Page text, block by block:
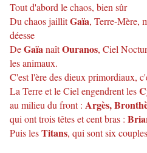
Tout d'abord le chaos, bien sûr
Du chaos jaillitGaïa, Terre-Mère,
déesse
DeGaïanaîtOuranos, Ciel
les animaux.
C'est l'ère des dieux primordiaux,
La Terre et le Ciel engendrent les
au milieu du front : Argès,
qui ont trois têtes et cent bras :
Puis lesTitans, qui sont six